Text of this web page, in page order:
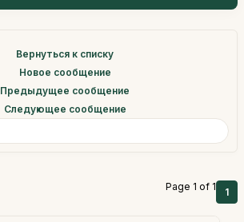
Вернуться к списку
Новое сообщение
Предыдущее сообщение
Следующее сообщение
Page 1 of 1 1